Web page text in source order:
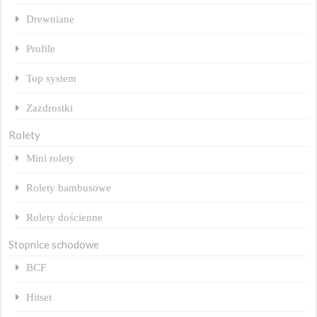
Drewniane
Profile
Top system
Zazdrostki
Rolety
Mini rolety
Rolety bambusowe
Rolety dościenne
Stopnice schodowe
BCF
Hitset